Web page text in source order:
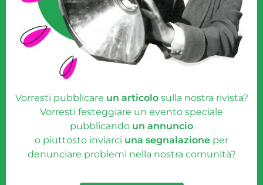
Vorresti pubblicare un articolosulla nostra rivista?
Vorresti festeggiare un evento speciale
pubblicando un annuncio
o piuttosto inviarci una segnalazione per
denunciare problemi nella nostra comunità?